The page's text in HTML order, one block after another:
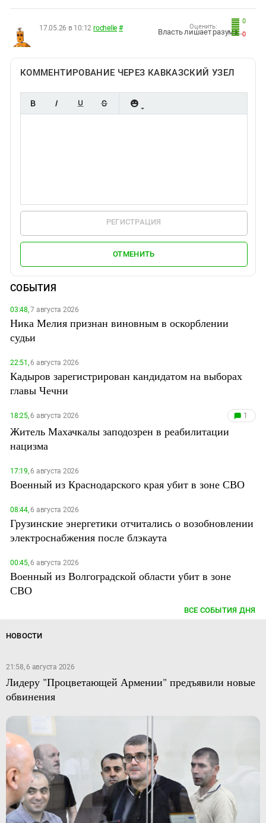
0
0
Оценить:
17.05.26 в 10:12 rochelle # Власть лишает разума...
КОММЕНТИРОВАНИЕ ЧЕРЕЗ КАВКАЗСКИЙ УЗЕЛ
РЕГИСТРАЦИЯ
ОТМЕНИТЬ
СОБЫТИЯ
03:48,7 августа 2026
Ника Мелия признан виновным в оскорблении
судьи
22:51,6 августа 2026
Кадыров зарегистрирован кандидатом на выборах
главы Чечни
18:25,6 августа 2026 1
Житель Махачкалы заподозрен в реабилитации
нацизма
17:19,6 августа 2026
Военный из Краснодарского края убит в зоне СВО
08:44,6 августа 2026
Грузинские энергетики отчитались о возобновлении
электроснабжения после блэкаута
00:45,6 августа 2026
Военный из Волгоградской области убит в зоне
СВО
ВСЕ СОБЫТИЯ ДНЯ
НОВОСТИ
21:58, 6 августа 2026
Лидеру "Процветающей Армении" предъявили новые
обвинения